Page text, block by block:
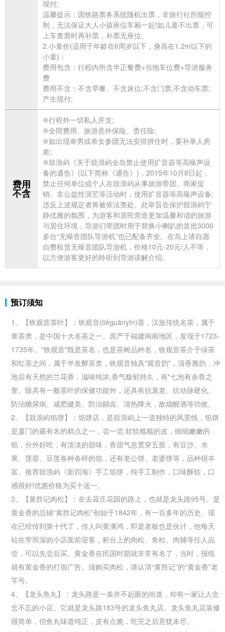
现付;
温馨提示：因铁路票务系统随机出票，非旅行社所能控
制，无法保证大人小孩座位车厢一起!如儿童不出票，可
上车查票时再补票，补票无座位。
2.小童价(适用于年龄在6周岁以下，身高在1.2m以下的
小童)：
费用包含：行程内所含半正餐费+当地车位费+导游服务
费
费用不含：不含早餐、不含床位;不含门票;不含动车票;
产生现付;
费用
不含
❊行程外一切私人开支;
❊全陪费用、 旅游意外保险、责任险;
❊如出现单男或单女参团无法安排拼住时，要补单人房
差;
❊鼓浪屿《关于鼓浪屿全岛禁止使用扩音器等高噪声设
备的通告》(以下简称《通告》)，2015年10月8日起，
禁止任何单位或个人在鼓浪屿从事旅游带团、商家促
销、非公益性演艺等活动时，使用扩音器等高噪声设备;
违反上述规定者将被依法查处。此举旨在保护鼓浪屿宁
静优雅的氛围，为游客和居民营造更加温馨和谐的旅游
与居住环境，导游们带团时用于替换小喇叭的首批3000
多台“无噪音团队导游机”也已配备齐全。在岛上请自愿
自费租赁无噪音团队导游机，价格10元-20元/人不等，
以方便游客更好的聆听到导游讲解介绍。
预订须知
1、【铁观音茶叶】：铁观音(tiěguānyīn)茶，汉族传统名茶，属于
青茶类，是中国十大名茶之一。原产于福建闽南地区，发现于1723-
1735年。"铁观音"既是茶名，也是茶树品种名，铁观音茶介于绿茶
和红茶之间，属于半发酵茶类，铁观音独具"观音韵"，清香雅韵，冲
泡后有天然的兰花香，滋味纯浓,香气馥郁持久，有"七泡有余香之
誉。除具有一般茶叶的保健功能外，还具有抗衰老、抗动脉硬化、
防治糖尿病、减肥健美、防治龋齿、清热降火，敌烟醒酒等功效。
2、【鼓浪屿馅饼】：馅饼店，是鼓浪屿上一道独特的风景线，馅饼
是厦门的最有名的糕点之一，尝一尝,软软糯糯的皮，细细嫩嫩的
馅，分外好吃，有淡淡的甜味，香甜气息贯穿五脏，有豆沙、水
果、莲蓉、豆莲各种各样的馅，还有老公饼、老婆饼等，品种很丰
富。推荐鼓浪屿《新四海》手工馅饼，纯手工制作，口味酥软，口
感很好!优惠价格为买十送一。
3、【黄胜记肉松】：在去菽庄花园的路上，也就是龙头路95号。是
黄金香的总铺“黄胜记肉松”创始于1842年，有一百多年的历史。现
在已经传到第十代了，传人叫黄满鸿，即是老板也是伙计，他每天
站在窄而深的小店面前迎客，柜台上的肉松、鱼松、肉脯等任人品
尝，可以先尝后买。黄金香在民国时期就非常有名了，当时，报纸
就有黄金香的打假广告。须购买肉松，请认清“黄胜记”的“黄金香”老
字号。
4、【龙头鱼丸】：龙头路是一条并不起眼的街道，却有一家让人念
念不忘的小店。它就是龙头路183号的龙头鱼丸店。龙头鱼丸店装修
很简单，但鱼丸味道纯正，皮有点脆，吃完之后意犹未尽。